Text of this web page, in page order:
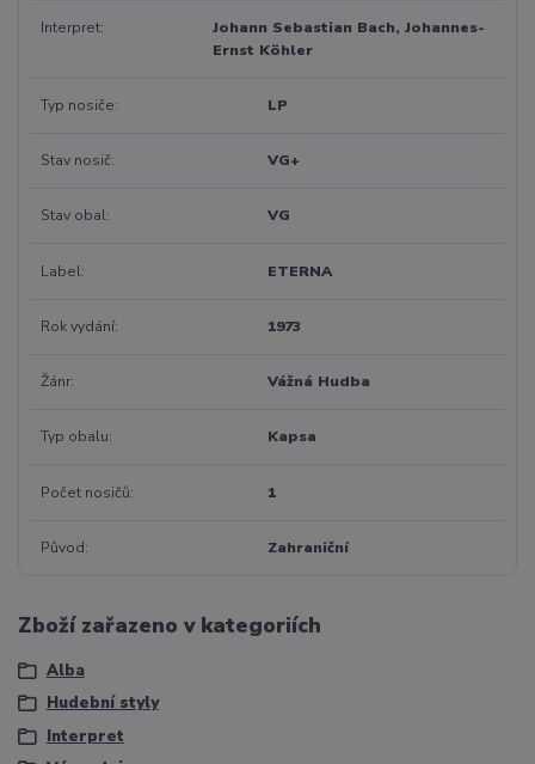
Interpret
Johann Sebastian Bach, Johannes-
Ernst Köhler
Typ nosiče LP
Stav nosič VG+
Stav obal VG
Label ETERNA
Rok vydání 1973
Žánr Vážná Hudba
Typ obalu Kapsa
Počet nosičů 1
Původ Zahraniční
Zboží zařazeno v kategoriích
Alba
Hudební styly
Interpret